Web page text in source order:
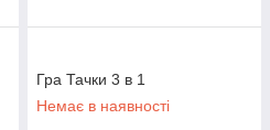
Гра Тачки 3 в 1
Немає в наявності